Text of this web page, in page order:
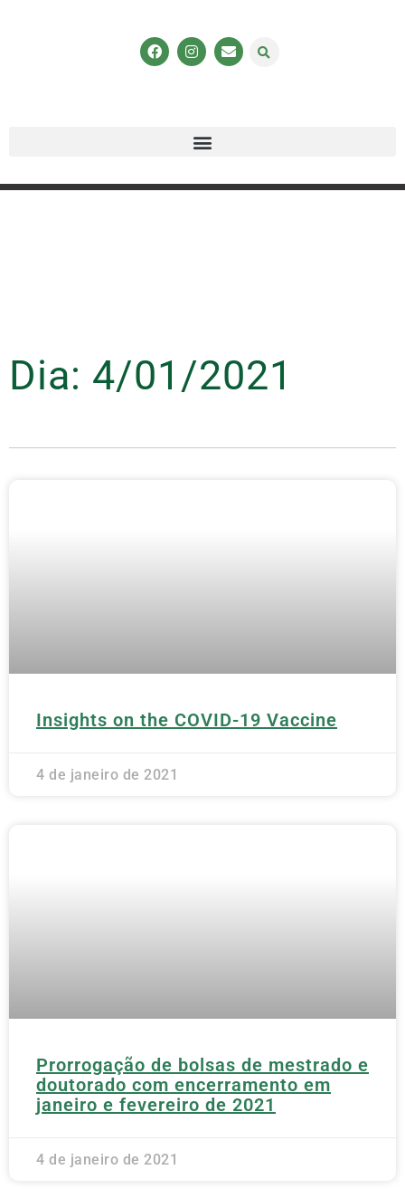
Dia: 4/01/2021
Insights on the COVID-19 Vaccine
4 de janeiro de 2021
Prorrogação de bolsas de mestrado e
doutorado com encerramento em
janeiro e fevereiro de 2021
4 de janeiro de 2021